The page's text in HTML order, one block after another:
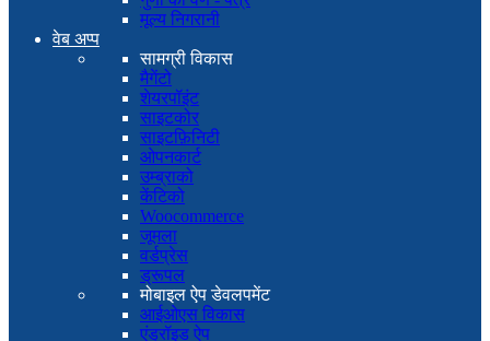
मूल्य निगरानी
वेब अप्प
सामग्री विकास
मैगेंटो
शेयरपॉइंट
साइटकोर
साइटफ़िनिटी
ओपनकार्ट
उम्ब्राको
केंटिको
Woocommerce
जूमला
वर्डप्रेस
ड्रूपल
मोबाइल ऐप डेवलपमेंट
आईओएस विकास
एंड्रॉइड ऐप